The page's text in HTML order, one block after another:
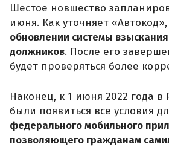
Шестое новшество
июня. Как уточняет
обновлении системы
должников. После его
будет проверяться более
Наконец, к 1 июня 2022 года в
были появиться все условия
федерального мобильного
позволяющего гражданам